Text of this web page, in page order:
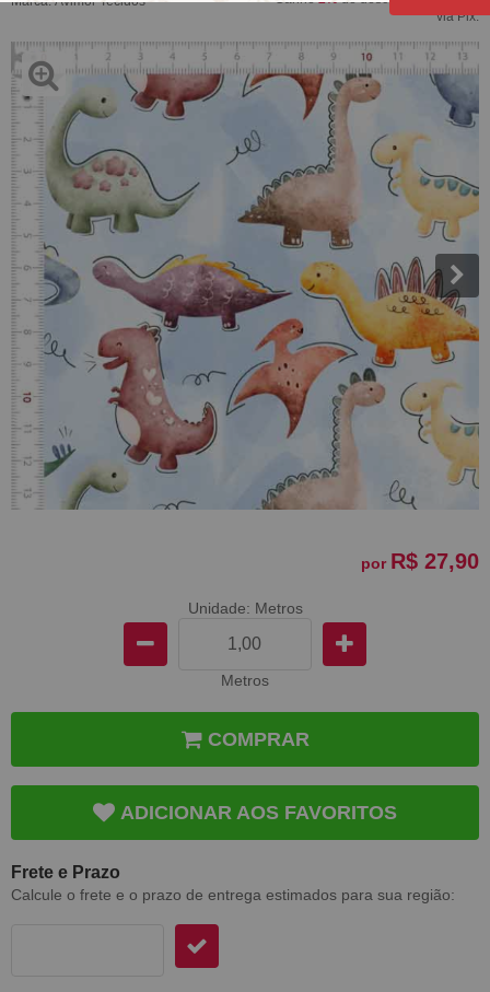
via Pix.
por R$ 27,90
Unidade: Metros
Metros
COMPRAR
ADICIONAR AOS FAVORITOS
Frete e Prazo
Calcule o frete e o prazo de entrega estimados para sua região: